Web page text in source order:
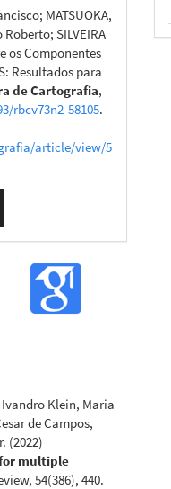
MATSUOKA,
SILVEIRA
os Componentes
Resultados para
de Cartografia,
rbcv73n2-58105.
article/view/5
Klein, Maria
de Campos,
(2022)
multiple
54(386), 440.